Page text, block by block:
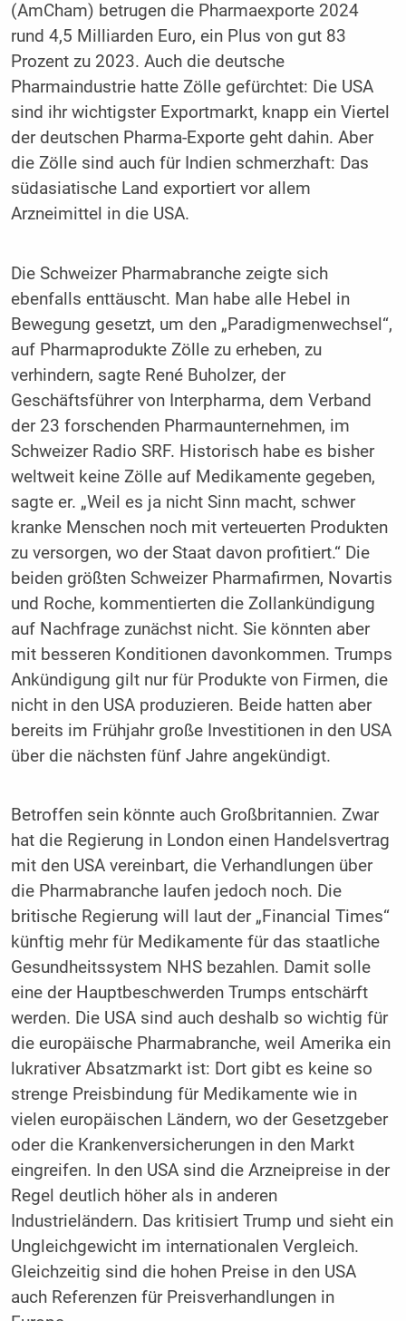
(AmCham) betrugen die Pharmaexporte 2024
rund 4,5 Milliarden Euro, ein Plus von gut 83
Prozent zu 2023. Auch die deutsche
Pharmaindustrie hatte Zölle gefürchtet: Die USA
sind ihr wichtigster Exportmarkt, knapp ein Viertel
der deutschen Pharma-Exporte geht dahin. Aber
die Zölle sind auch für Indien schmerzhaft: Das
südasiatische Land exportiert vor allem
Arzneimittel in die USA.
Die Schweizer Pharmabranche zeigte sich
ebenfalls enttäuscht. Man habe alle Hebel in
Bewegung gesetzt, um den „Paradigmenwechsel“,
auf Pharmaprodukte Zölle zu erheben, zu
verhindern, sagte René Buholzer, der
Geschäftsführer von Interpharma, dem Verband
der 23 forschenden Pharmaunternehmen, im
Schweizer Radio SRF. Historisch habe es bisher
weltweit keine Zölle auf Medikamente gegeben,
sagte er. „Weil es ja nicht Sinn macht, schwer
kranke Menschen noch mit verteuerten Produkten
zu versorgen, wo der Staat davon profitiert.“ Die
beiden größten Schweizer Pharmafirmen, Novartis
und Roche, kommentierten die Zollankündigung
auf Nachfrage zunächst nicht. Sie könnten aber
mit besseren Konditionen davonkommen. Trumps
Ankündigung gilt nur für Produkte von Firmen, die
nicht in den USA produzieren. Beide hatten aber
bereits im Frühjahr große Investitionen in den USA
über die nächsten fünf Jahre angekündigt.
Betroffen sein könnte auch Großbritannien. Zwar
hat die Regierung in London einen Handelsvertrag
mit den USA vereinbart, die Verhandlungen über
die Pharmabranche laufen jedoch noch. Die
britische Regierung will laut der „Financial Times“
künftig mehr für Medikamente für das staatliche
Gesundheitssystem NHS bezahlen. Damit solle
eine der Hauptbeschwerden Trumps entschärft
werden. Die USA sind auch deshalb so wichtig für
die europäische Pharmabranche, weil Amerika ein
lukrativer Absatzmarkt ist: Dort gibt es keine so
strenge Preisbindung für Medikamente wie in
vielen europäischen Ländern, wo der Gesetzgeber
oder die Krankenversicherungen in den Markt
eingreifen. In den USA sind die Arzneipreise in der
Regel deutlich höher als in anderen
Industrieländern. Das kritisiert Trump und sieht ein
Ungleichgewicht im internationalen Vergleich.
Gleichzeitig sind die hohen Preise in den USA
auch Referenzen für Preisverhandlungen in